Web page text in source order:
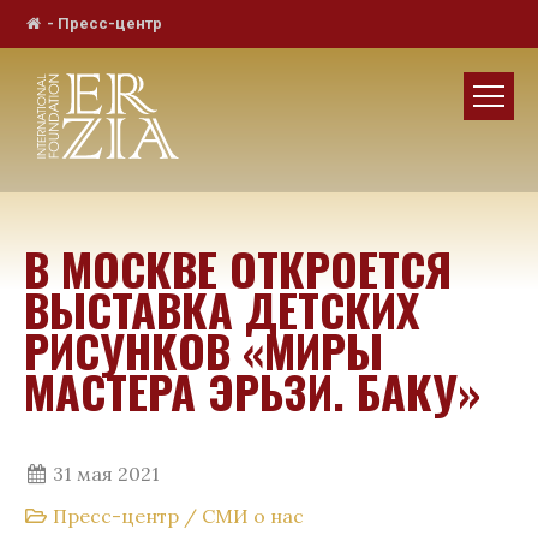
- Пресс-центр
В МОСКВЕ ОТКРОЕТСЯ
ВЫСТАВКА ДЕТСКИХ
РИСУНКОВ «МИРЫ
МАСТЕРА ЭРЬЗИ. БАКУ»
31 мая 2021
Пресс-центр / СМИ о нас